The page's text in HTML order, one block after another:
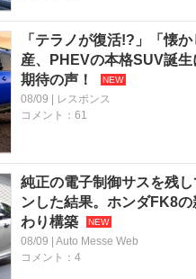
「テラノが復活!?」「懐か
産、PHEVの本格SUV誕
期待の声！
08/09 | レスポンス
コメント：61
純正の電子制御サスを残
ンした結果。ホンダFK8の
わり構築
08/09 | Auto Messe Web
コメント：4